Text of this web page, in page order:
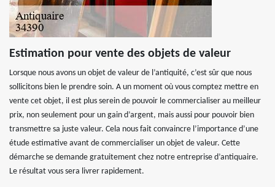
Estimation pour vente des objets de valeur
Lorsque nous avons un objet de valeur de l’antiquité, c’est sûr que nous
sollicitons bien le prendre soin. A un moment où vous comptez mettre en
vente cet objet, il est plus serein de pouvoir le commercialiser au meilleur
prix, non seulement pour un gain d’argent, mais aussi pour pouvoir bien
transmettre sa juste valeur. Cela nous fait convaincre l’importance d’une
étude estimative avant de commercialiser un objet de valeur. Cette
démarche se demande gratuitement chez notre entreprise d’antiquaire.
Le résultat vous sera livrer rapidement.